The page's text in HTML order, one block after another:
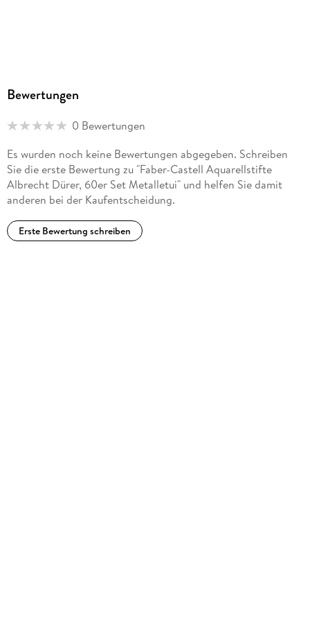
Bewertungen
0 Bewertungen
Es wurden noch keine Bewertungen abgegeben. Schreiben
Sie die erste Bewertung zu "Faber-Castell Aquarellstifte
Albrecht Dürer, 60er Set Metalletui" und helfen Sie damit
anderen bei der Kaufentscheidung.
Erste Bewertung schreiben